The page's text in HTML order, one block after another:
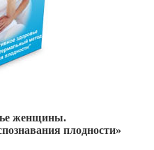
женщины.
плодности»